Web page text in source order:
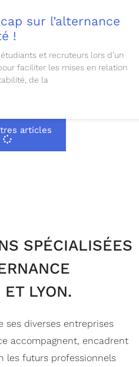
sur l’alternance
!
et recruteurs lors d’un
faciliter les mises en relation
de la
articles
SPÉCIALISÉES
ET LYON.
ses diverses entreprises
accompagnent, encadrent
les futurs professionnels